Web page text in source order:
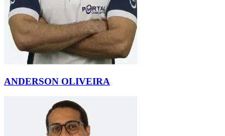
ANDERSON OLIVEIRA